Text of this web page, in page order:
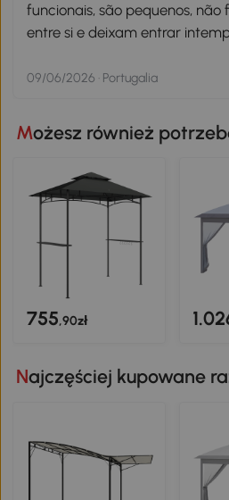
funcionais, são pequenos,
entre si e deixam entrar
09/06/2026 · Portugalia
Możesz również
755,90zł
Najczęściej kupowane